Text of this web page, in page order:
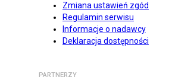
Zmiana ustawień zgód
Regulamin serwisu
Informacje o nadawcy
Deklaracja dostępności
PARTNERZY